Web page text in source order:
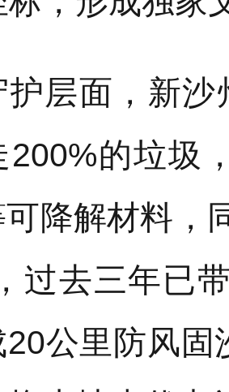
过去三年已
公里防风
本地光伏电
路覆盖66
，春季骆驼